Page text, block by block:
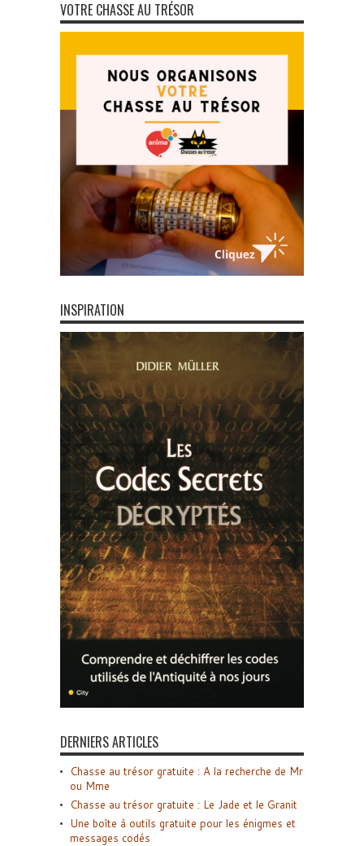
VOTRE CHASSE AU TRÉSOR
INSPIRATION
DERNIERS ARTICLES
Chasse au trésor gratuite : A la recherche de Mr
ou Mme
Chasse au trésor gratuite : Le Jade et le Granit
Une boîte à outils gratuite pour les énigmes et
messages codés